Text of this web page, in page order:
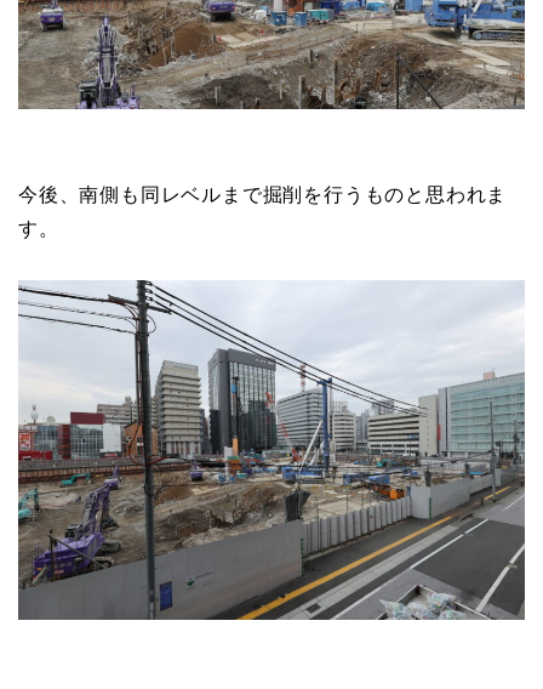
今後、南側も同レベルまで掘削を行うものと思われま
す。